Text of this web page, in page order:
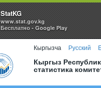
StatKG
www.stat.gov.kg
Бесплатно - Google Play
Кыргызча Русский
Кыргыз
статистика